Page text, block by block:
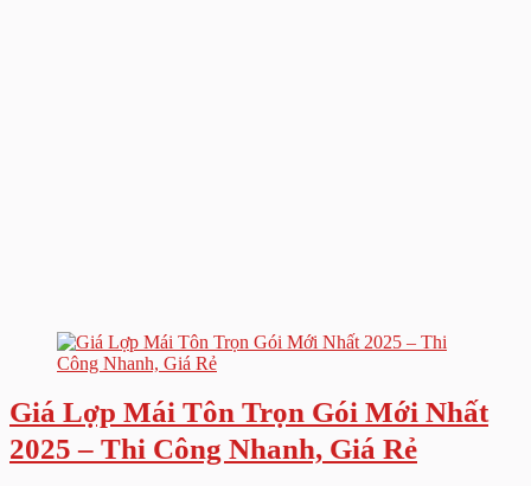
Giá Lợp Mái Tôn Trọn Gói Mới Nhất
2025 – Thi Công Nhanh, Giá Rẻ